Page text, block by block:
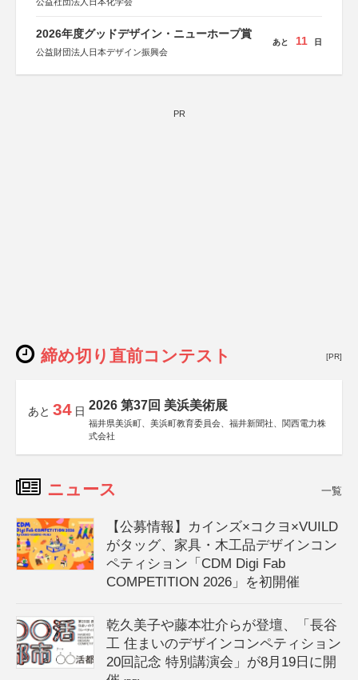
2026年度グッドデザイン・ニューホープ賞
公益財団法人日本デザイン振興会
あと 11 日
PR
締め切り直前コンテスト [PR]
あと 34 日 2026 第37回 美浜美術展
福井県美浜町、美浜町教育委員会、福井新聞社、関西電力株
式会社
ニュース 一覧
【公募情報】カインズ×コクヨ×VUILD
がタッグ、家具・木工品デザインコン
ペティション「CDM Digi Fab
COMPETITION 2026」を初開催
乾久美子や藤本壮介らが登壇、「長谷
工 住まいのデザインコンペティション
20回記念 特別講演会」が8月19日に開